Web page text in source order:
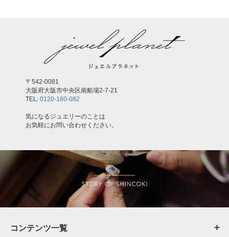
〒542-0081
大阪府大阪市中央区南船場2-7-21
TEL: 0120-180-082
気になるジュエリーのことは
お気軽にお問い合わせください。
コンテンツ一覧